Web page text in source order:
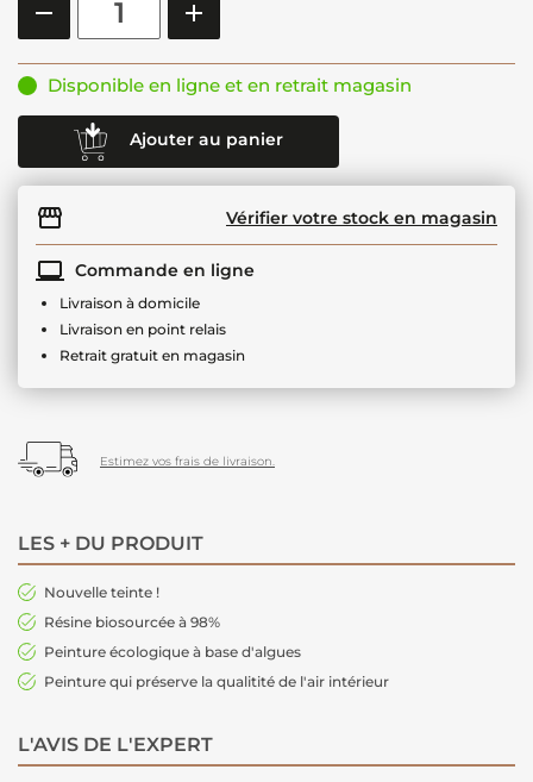
Disponible en ligne et en retrait magasin
Ajouter au panier
Vérifier votre stock en magasin
Commande en ligne
Livraison à domicile
Livraison en point relais
Retrait gratuit en magasin
Estimez vos frais de livraison.
LES + DU PRODUIT
Nouvelle teinte !
Résine biosourcée à 98%
Peinture écologique à base d'algues
Peinture qui préserve la qualitité de l'air intérieur
L'AVIS DE L'EXPERT